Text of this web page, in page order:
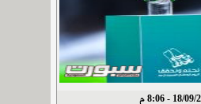
- 8:06 م